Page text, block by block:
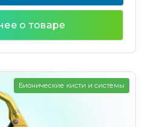
о товаре
Бионические кисти и системы